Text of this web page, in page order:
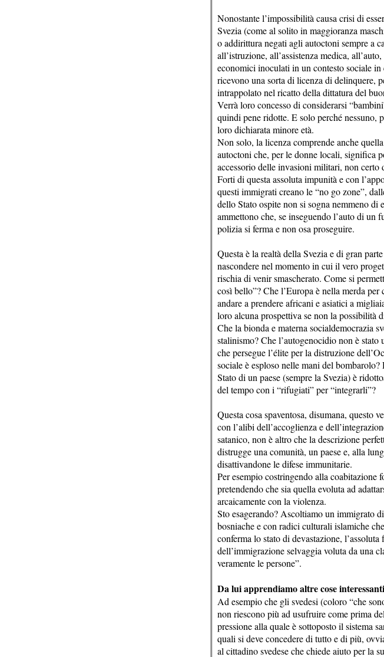
Nonostante l’impossibilità causa crisi di
Svezia (come al solito in maggioranza
o addirittura negati agli autoctoni sempre a
all’istruzione, all’assistenza medica,
economici inoculati in un contesto sociale
ricevono una sorta di licenza di delinquere,
intrappolato nel ricatto della dittatura del
Verrà loro concesso di considerarsi
quindi pene ridotte. E solo perché nessuno,
loro dichiarata minore età.
Non solo, la licenza comprende anche
autoctoni che, per le donne locali, significa
accessorio delle invasioni militari, non certo
Forti di questa assoluta impunità e con
questi immigrati creano le “no go zone”,
dello Stato ospite non si sogna nemmeno
ammettono che, se inseguendo l’auto di
polizia si ferma e non osa proseguire.
Questa è la realtà della Svezia e di gran
nascondere nel momento in cui il vero
rischia di venir smascherato. Come si
così bello”? Che l’Europa è nella merda
andare a prendere africani e asiatici a
loro alcuna prospettiva se non la possibilità
Che la bionda e materna socialdemocrazia
stalinismo? Che l’autogenocidio non è
che persegue l’élite per la distruzione
sociale è esploso nelle mani del
Stato di un paese (sempre la Svezia) è
del tempo con i “rifugiati” per “integrarli”?
Questa cosa spaventosa, disumana, questo
con l’alibi dell’accoglienza e
satanico, non è altro che la descrizione
distrugge una comunità, un paese e, alla
disattivandone le difese immunitarie.
Per esempio costringendo alla coabitazione
pretendendo che sia quella evoluta ad
arcaicamente con la violenza.
Sto esagerando? Ascoltiamo un immigrato
bosniache e con radici culturali islamiche
conferma lo stato di devastazione,
dell’immigrazione selvaggia voluta da una
veramente le persone”.
Da lui apprendiamo altre cose
Ad esempio che gli svedesi (coloro “che
non riescono più ad usufruire come prima
pressione alla quale è sottoposto il sistema
quali si deve concedere di tutto e di più,
al cittadino svedese che chiede aiuto per la